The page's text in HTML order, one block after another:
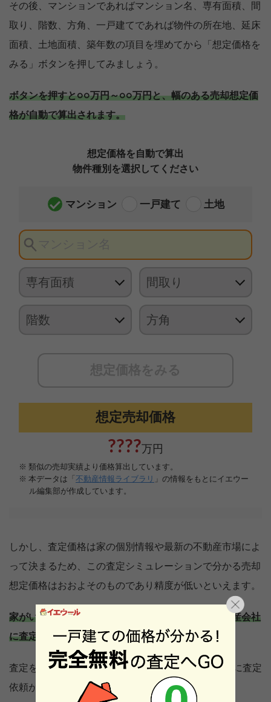
その後、マンションであればマンション名、専有面積、間
取り、階数、方角、一戸建てであれば物件の所在地、延床
面積、土地面積、築年数の項目を埋めてから「想定価格を
みる」ボタンを押してみましょう。
ボタンを押すと○○万円～○○万円と、幅のある売却想定価
格が自動で算出されます。
しかし、査定価格は家の個別情報や最新の不動産市場によ
って決まるため、この査定シミュレーションで分かる売却
想定価格はおおよそのものであり精度が低いといえます。
家がいくらで売れるのか正確に知るためには、不動産会社
に査定を依頼することをおすすめします。
査定を依頼する際は、ネットで24時間いつでも簡単に査定
依頼が出せる
イエウール のサービスが人気です。